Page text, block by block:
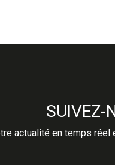
SUIVEZ-
actualité en temps